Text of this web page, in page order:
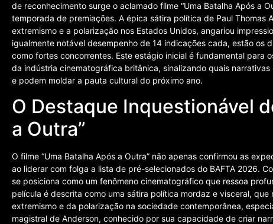
de reconhecimento surge o aclamado filme “Uma Batalha Após a
temporada de premiações. A épica sátira política de Paul Thomas
extremismo e a polarização nos Estados Unidos, angariou
igualmente notável desempenho de 14 indicações cada, estão os
como fortes concorrentes. Este estágio inicial é fundamental para
da indústria cinematográfica britânica, sinalizando quais
e podem moldar a pauta cultural do próximo ano.
O Destaque Inquestionável
a Outra”
O filme “Uma Batalha Após a Outra” não apenas confirmou as
ao liderar com folga a lista de pré-selecionados do BAFTA 2026.
se posiciona como um fenômeno cinematográfico que ressoa
película é descrita como uma sátira política mordaz e visceral,
extremismo e da polarização na sociedade contemporânea,
magistral de Anderson, conhecido por sua capacidade de criar